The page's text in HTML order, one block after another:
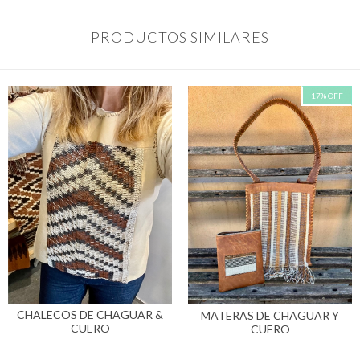
PRODUCTOS SIMILARES
CHALECOS DE CHAGUAR &
CUERO
17%OFF
MATERAS DE CHAGUAR Y
CUERO